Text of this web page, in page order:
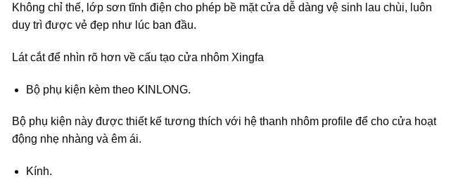
Không chỉ thế, lớp sơn tĩnh điện cho phép bề mặt cửa dễ dàng vệ sinh lau chùi, luôn
duy trì được vẻ đẹp như lúc ban đầu.
Lát cắt để nhìn rõ hơn về cấu tạo cửa nhôm Xingfa
Bộ phụ kiện kèm theo KINLONG.
Bộ phụ kiện này được thiết kế tương thích với hệ thanh nhôm profile để cho cửa hoạt
động nhẹ nhàng và êm ái.
Kính.